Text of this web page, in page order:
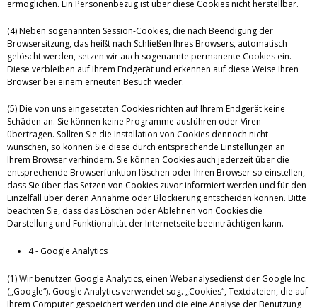
ermöglichen. Ein Personenbezug ist über diese Cookies nicht herstellbar.
(4) Neben sogenannten Session-Cookies, die nach Beendigung der
Browsersitzung, das heißt nach Schließen Ihres Browsers, automatisch
gelöscht werden, setzen wir auch sogenannte permanente Cookies ein.
Diese verbleiben auf Ihrem Endgerät und erkennen auf diese Weise Ihren
Browser bei einem erneuten Besuch wieder.
(5) Die von uns eingesetzten Cookies richten auf Ihrem Endgerät keine
Schäden an. Sie können keine Programme ausführen oder Viren
übertragen. Sollten Sie die Installation von Cookies dennoch nicht
wünschen, so können Sie diese durch entsprechende Einstellungen an
Ihrem Browser verhindern. Sie können Cookies auch jederzeit über die
entsprechende Browserfunktion löschen oder Ihren Browser so einstellen,
dass Sie über das Setzen von Cookies zuvor informiert werden und für den
Einzelfall über deren Annahme oder Blockierung entscheiden können. Bitte
beachten Sie, dass das Löschen oder Ablehnen von Cookies die
Darstellung und Funktionalität der Internetseite beeinträchtigen kann.
4 - Google Analytics
(1) Wir benutzen Google Analytics, einen Webanalysedienst der Google Inc.
(„Google“). Google Analytics verwendet sog. „Cookies“, Textdateien, die auf
Ihrem Computer gespeichert werden und die eine Analyse der Benutzung